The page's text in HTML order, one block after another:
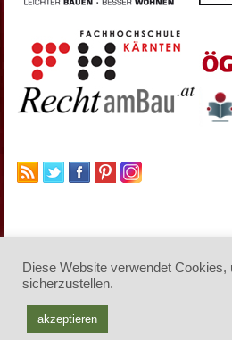
Diese Website verwendet Cookies,
sicherzustellen.
akzeptieren